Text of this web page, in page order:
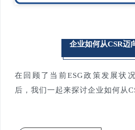
企业如何从CSR迈
在回顾了当前ESG政策发展状
后，我们一起来探讨企业如何从